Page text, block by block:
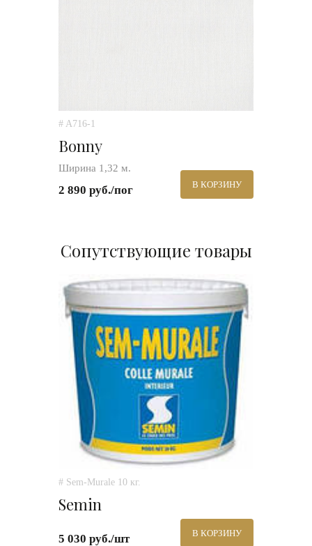
# A716-1
Bonny
Ширина 1,32 м.
2 890 руб./пог В КОРЗИНУ
Сопутствующие товары
# Sem-Murale 10 кг.
Semin
5 030 руб./шт В КОРЗИНУ